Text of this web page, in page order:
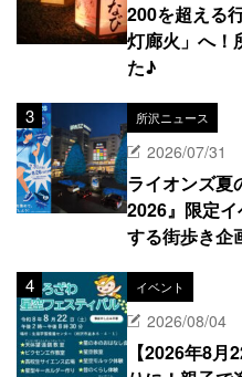
200を超える
灯廊火」へ！
た♪
所沢ニュース
2026/07/31
ライオンズ夏
2026』限定
する街歩き企
イベント
2026/08/04
【2026年8